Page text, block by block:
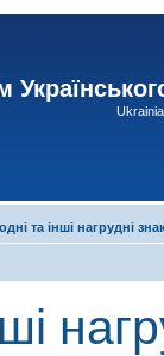
та інші нагрудні